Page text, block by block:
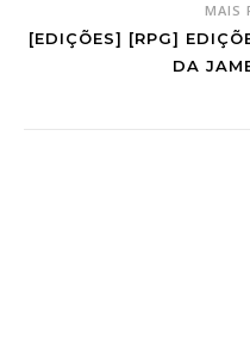
MAIS
[EDIÇÕES] [RPG]
DA